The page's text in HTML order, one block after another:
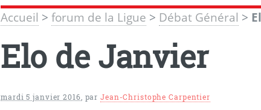
Accueil >forum de la Ligue > Débat Général >
Elo de Janvier
mardi 5 janvier 2016 parJean-Christophe Carpentier